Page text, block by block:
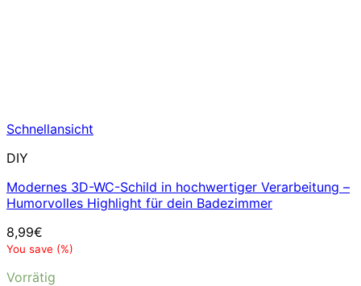
Schnellansicht
DIY
Modernes 3D-WC-Schild in hochwertiger Verarbeitung –
Humorvolles Highlight für dein Badezimmer
8,99€
You save (%)
Vorrätig